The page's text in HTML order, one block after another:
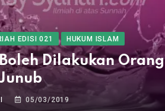
EDISI 021 HUKUM ISLAM
Dilakukan Orang
05/03/2019